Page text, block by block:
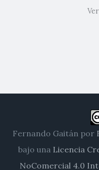
Fernando Gaitánpor
bajo una Licencia
NoComercial 4.0